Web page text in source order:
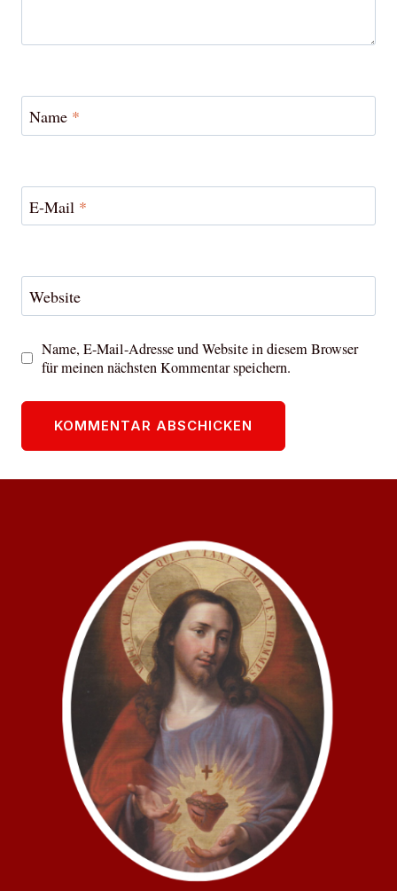
Name *
E-Mail *
Website
Name, E-Mail-Adresse und Website in diesem Browser
für meinen nächsten Kommentar speichern.